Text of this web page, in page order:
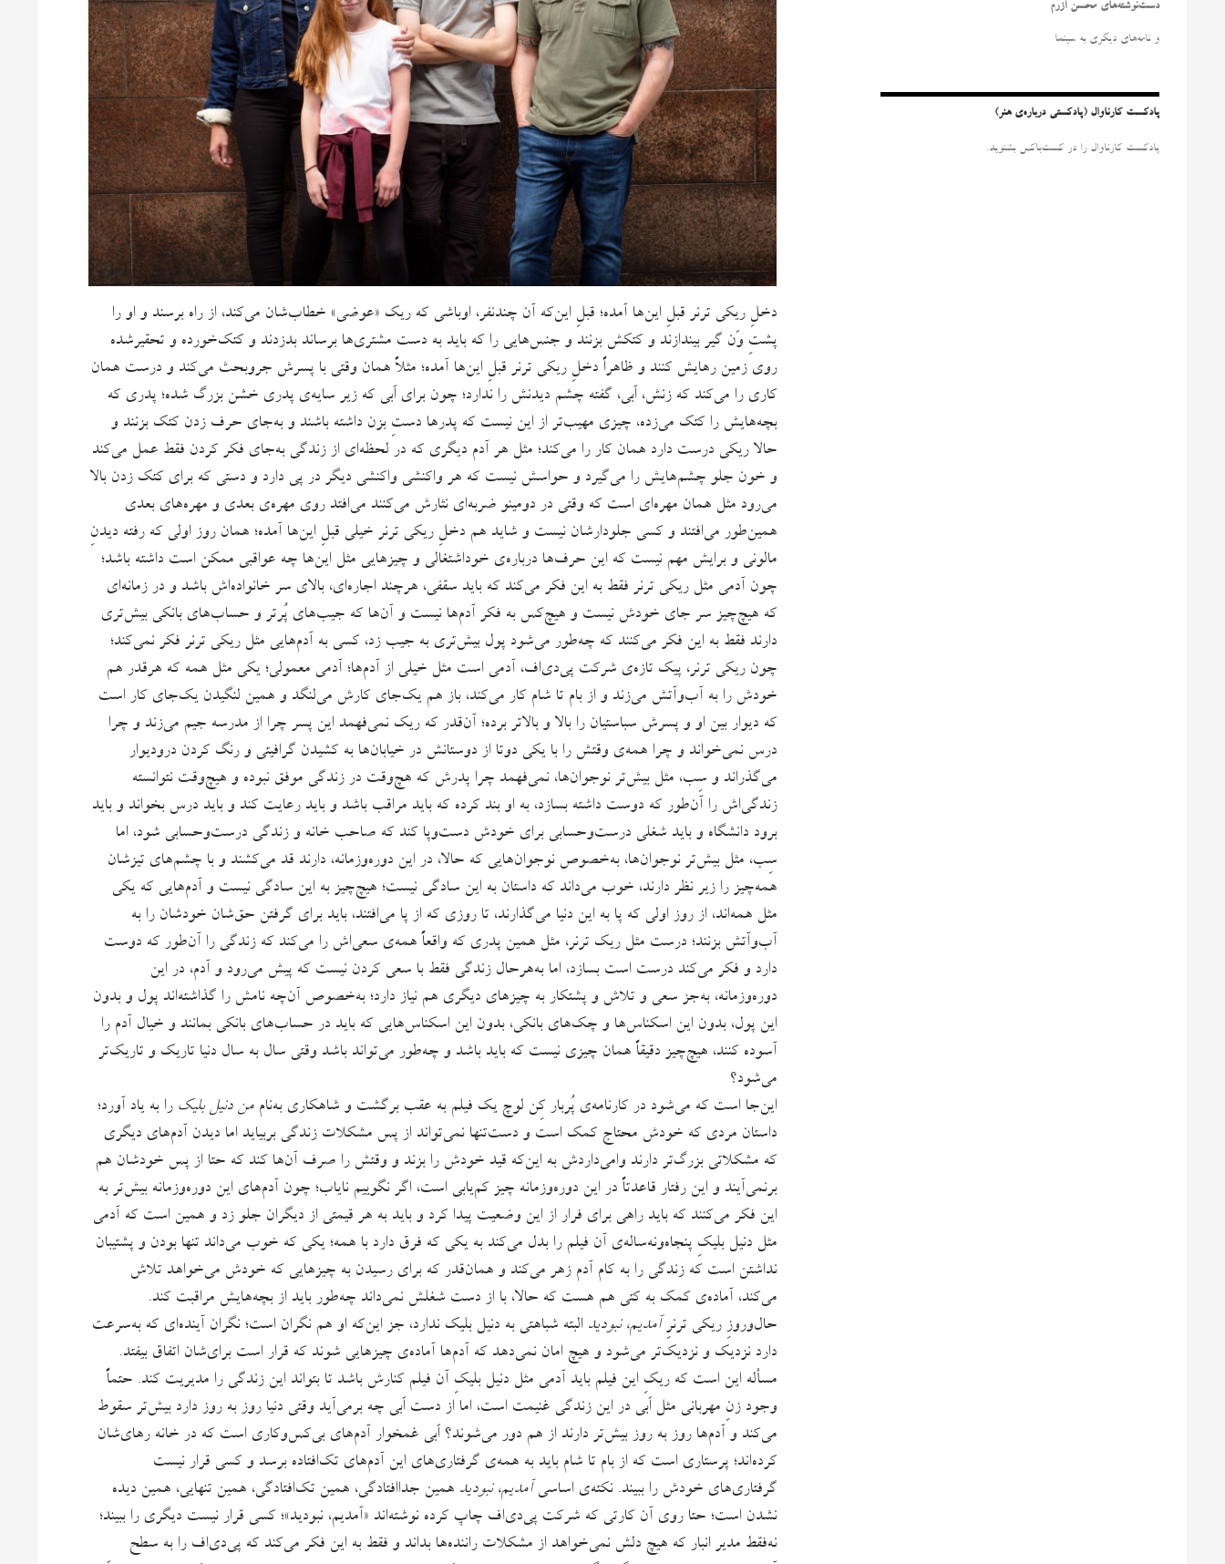
دخلِ ریکی ترنر قبلِ این‌ها آمده؛ قبلِ این‌که آن چندنفر، اوباشی که ریک «عوضی» خطاب‌شان می‌کند، از راه برسند و او را
پشتِ وَن گیر بیندازند و کتکش بزنند و جنس‌هایی را که باید به دست مشتری‌ها برساند بدزدند و کتک‌خورده و تحقیرشده
روی زمین رهایش کنند و ظاهراً دخلِ ریکی ترنر قبلِ این‌ها آمده؛ مثلاً همان وقتی با پسرش جر‌وبحث می‌کند و درست همان
کاری را می‌کند که زنش، اَبی، گفته چشم دیدنش را ندارد؛ چون برای اَبی که زیر سایه‌ی پدری خشن بزرگ شده؛ پدری که
بچه‌هایش را کتک می‌زده، چیزی مهیب‌تر از این نیست که پدرها دستِ بزن داشته باشند و به‌جای حرف زدن کتک بزنند و
حالا ریکی درست دارد همان کار را می‌کند؛ مثل هر آدم دیگری که در لحظه‌ای از زندگی به‌جای فکر کردن فقط عمل می‌کند
و خون جلو چشم‌هایش را می‌گیرد و حواسش نیست که هر واکنشی واکنشی دیگر در پی دارد و دستی که برای کتک زدن بالا
می‌رود مثل همان مهره‌ای است که وقتی در دومینو ضربه‌ای نثارش می‌کنند می‌افتد روی مهره‌ی بعدی و مهره‌های بعدی
همین‌طور می‌افتند و کسی جلودارشان نیست و شاید هم دخلِ ریکی ترنر خیلی قبلِ این‌ها آمده؛ همان روز اولی که رفته دیدنِ
مالونی و برایش مهم نیست که این حرف‌ها درباره‌ی خوداشتغالی و چیزهایی مثل این‌ها چه عواقبی ممکن است داشته باشد؛
چون آدمی مثل ریکی ترنر فقط به این فکر می‌کند که باید سقفی، هرچند اجاره‌ای، بالای سر خانواده‌اش باشد و در زمانه‌ای
که هیچ‌چیز سر جای خودش نیست و هیچ‌کس به فکر آدم‌ها نیست و آن‌ها که جیب‌های پُرتر و حساب‌های بانکی بیش‌تری
دارند فقط به این فکر می‌‌کنند که چه‌طور می‌شود پول بیش‌تری به جیب زد، کسی به آدم‌هایی مثل ریکی ترنر فکر نمی‌کند؛
چون ریکی ترنر، پیک تازه‌ی شرکت پی‌دی‌اف، آدمی است مثل خیلی از آدم‌ها؛ آدمی معمولی؛ یکی مثل همه که هرقدر هم
خودش را به آب‌وآتش می‌زند و از بام تا شام کار می‌کند، باز هم یک‌جای کارش می‌لنگد و همین لنگیدن یک‌جای کار است
که دیوار بین او و پسرش سباستیان را بالا و بالاتر برده؛ آن‌قدر که ریک نمی‌فهمد این پسر چرا از مدرسه جیم می‌زند و چرا
درس نمی‌خواند و چرا همه‌ی وقتش را با یکی دوتا از دوستانش در خیابان‌ها به کشیدن گرافیتی و رنگ کردن درودیوار
می‌گذراند و سِب، مثل بیش‌تر نوجوان‌ها، نمی‌فهمد چرا پدرش که هچ‌وقت در زندگی موفق نبوده و هیچ‌وقت نتوانسته
زندگی‌اش را آن‌طور که دوست داشته بسازد، به او بند کرده که باید مراقب باشد و باید رعایت کند و باید درس بخواند و باید
برود دانشگاه و باید شغلی درست‌وحسابی برای خودش دست‌وپا کند که صاحب خانه‌ و زندگی‌ درست‌وحسابی شود، اما
سِب، مثل بیش‌تر نوجوان‌ها، به‌خصوص نوجوان‌هایی که حالا، در این دوره‌وزمانه، دارند قد می‌کشند و با چشم‌های تیزشان
همه‌چیز را زیر نظر دارند، خوب می‌داند که داستان به این سادگی نیست؛ هیچ‌چیز به این سادگی نیست و آدم‌هایی که یکی
مثل همه‌اند، از روز اولی که پا به این دنیا می‌گذارند، تا روزی که از پا می‌افتند، باید برای گرفتن‌ حق‌شان خودشان را به
آب‌وآتش بزنند؛ درست مثل ریک ترنر، مثل همین پدری که واقعاً همه‌ی سعی‌اش را می‌کند که زندگی را آن‌طور که دوست
دارد و فکر می‌کند درست است بسازد، اما به‌هرحال زندگی فقط با سعی کردن نیست که پیش می‌رود و آدم، در این
دوره‌وزمانه، به‌جز سعی و تلاش و پشتکار به چیزهای دیگری هم نیاز دارد؛ به‌خصوص آن‌چه نامش را گذاشته‌اند پول و بدون
این پول، بدون این اسکناس‌ها و چک‌های بانکی، بدون این اسکناس‌هایی که باید در حساب‌های بانکی بمانند و خیال آدم را
آسوده کنند، هیچ‌چیز دقیقاً همان چیزی نیست که باید باشد و چه‌طور می‌تواند باشد وقتی سال به سال دنیا تاریک و تاریک‌تر
می‌شود؟
این‌جا است که می‌شود در کارنامه‌ی پُربار کِن لوچ یک فیلم به عقب برگشت و شاهکاری به‌ناممن دنیل بلیک را به یاد آورد؛
داستان مردی که خودش محتاج کمک است و دست‌تنها نمی‌تواند از پس مشکلات زندگی بربیاید اما دیدن آدم‌های دیگری
که مشکلاتی بزرگ‌تر دارند وامی‌داردش به این‌که قید خودش را بزند و وقتش را صرف آن‌ها کند که حتا از پس خودشان هم
برنمی‌آیند و این رفتار قاعدتاً در این دوره‌وزمانه چیز کم‌یابی است، اگر نگوییم نایاب؛ چون‌ آدم‌های این دوره‌وزمانه بیش‌تر به
این فکر می‌کنند که باید راهی برای فرار از این وضعیت پیدا کرد و باید به هر قیمتی از دیگران جلو زد و همین است که آدمی
مثل دنیل بلیکِ پنجاه‌ونه‌ساله‌ی آن فیلم را بدل می‌کند به یکی که فرق دارد با همه؛ یکی که خوب می‌داند تنها بودن و پشتیبان
نداشتن است که زندگی را به کام آدم زهر می‌کند و همان‌قدر که برای رسیدن به چیزهایی که خودش می‌خواهد تلاش
می‌کند، آماده‌ی کمک به کتی هم هست که حالا، با از دست شغلش نمی‌داند چه‌طور باید از بچه‌هایش مراقبت کند.
حال‌وروزِ ریکی ترنرِآمدیم، نبودید البته شباهتی به دنیل بلیک ندارد، جز این‌که او هم نگران است؛ نگران آینده‌ای که به‌سرعت
دارد نزدیک و نزدیک‌تر می‌شود و هیچ امان نمی‌دهد که آدم‌ها آماده‌ی چیزهایی شوند که قرار است برای‌شان اتفاق بیفتد.
مسأله این است که ریکِ این فیلم باید آدمی مثل دنیل بلیکِ آن فیلم کنارش باشد تا بتواند این زندگی را مدیریت کند. حتماً
وجود زنِ مهربانی مثل اَبی در این زندگی غنیمت است، اما از دست اَبی چه برمی‌آید وقتی دنیا روز به روز دارد بیش‌تر سقوط
می‌کند و آدم‌ها روز به روز بیش‌تر دارند از هم دور می‌شوند؟ اَبی غمخوار آدم‌های بی‌کس‌وکاری است که در خانه رهای‌شان
کرده‌اند؛ پرستاری است که از بام تا شام باید به همه‌ی گرفتاری‌های این آدم‌های تک‌افتاده برسد و کسی قرار نیست
گرفتاری‌های خودش را ببیند. نکته‌ی اساسیآمدیم، نبودید همین جداافتادگی، همین تک‌افتادگی، همین تنهایی، همین دیده
نشدن است؛ حتا روی آن کارتی که شرکت پی‌دی‌اف چاپ کرده نوشته‌اند «آمدیم، نبودید»؛ کسی قرار نیست دیگری را ببیند؛
نه‌فقط مدیر انبار که هیچ دلش نمی‌خواهد از مشکلات راننده‌ها بداند و فقط به این فکر می‌کند که پی‌دی‌اف را به سطح
و
ر
دست‌نوشته‌های محسن آزرم
و نامه‌‌های دیگری به سینما
پادکست کارناوال (پادکستی درباره‌ی هنر)
پادکست کارناوال را در کست‌باکس بشنوید.